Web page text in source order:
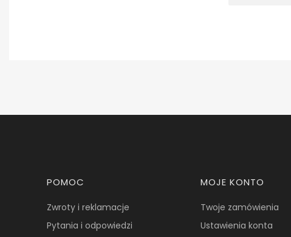
Linki w stopce
POMOC
Zwroty i reklamacje
Pytania i odpowiedzi
MOJE KONTO
Twoje zamówienia
Ustawienia konta